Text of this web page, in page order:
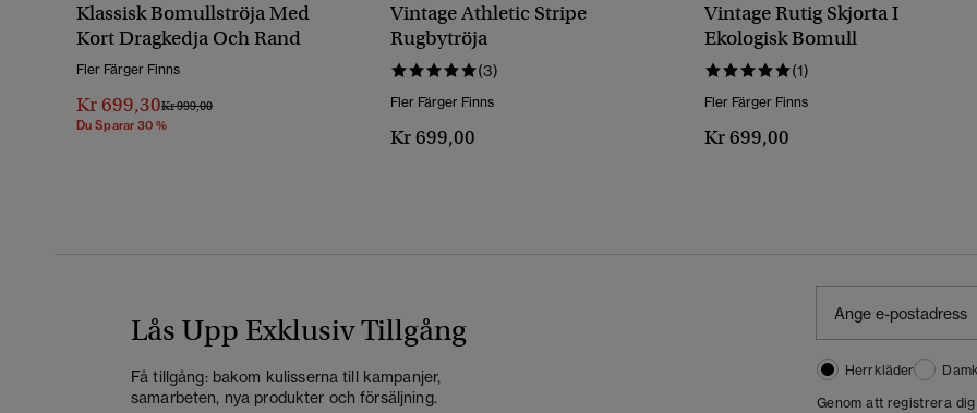
Klassisk Bomullströja Med
Kort Dragkedja Och Rand
Fler Färger Finns
Kr 699,30Pris Reducerat Från
Kr 999,00Till
Du Sparar 30 %
Vintage Athletic Stripe
Rugbytröja
(3)
Fler Färger Finns
Kr 699,00
Vintage Rutig Skjorta I
Ekologisk Bomull
(1)
Fler Färger Finns
Kr 699,00
Lås Upp Exklusiv Tillgång
Få tillgång: bakom kulisserna till kampanjer,
samarbeten, nya produkter och försäljning.
Herrkläder
Genom att registrera